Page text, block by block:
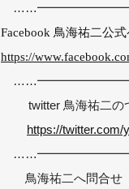
Facebook 鳥海祐二公
https://
twitter 鳥海祐二の
https://twitter.com/
鳥海祐二へ問合せ